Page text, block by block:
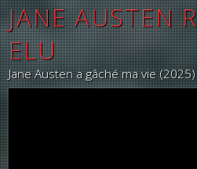
JANE AUSTEN
ELU
Jane Austen a gâché ma vie (2025)